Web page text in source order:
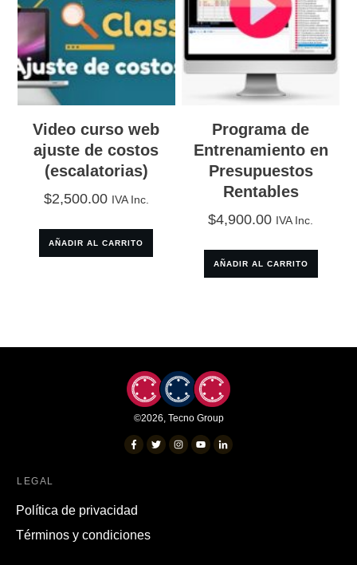
Video curso web
ajuste de costos
(escalatorias)
$2,500.00 IVA Inc.
AÑADIR AL CARRITO
Programa de
Entrenamiento en
Presupuestos
Rentables
$4,900.00 IVA Inc.
AÑADIR AL CARRITO
©2026, Tecno Group
LEGAL
Política de privacidad
Términos y condiciones